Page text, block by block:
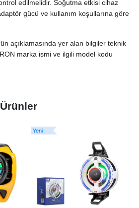
edilmelidir. Soğutma etkisi cihaz
gücü ve kullanım koşullarına göre
açıklamasında yer alan bilgiler teknik
marka ismi ve ilgili model kodu
Yeni